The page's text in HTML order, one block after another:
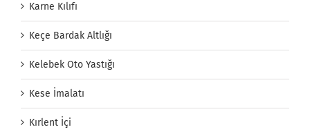
Karne Kılıfı
Keçe Bardak Altlığı
Kelebek Oto Yastığı
Kese İmalatı
Kırlent İçi